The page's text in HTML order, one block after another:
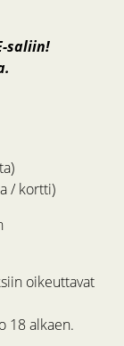
saliin!
/ kortti)
oikeuttavat
18 alkaen.